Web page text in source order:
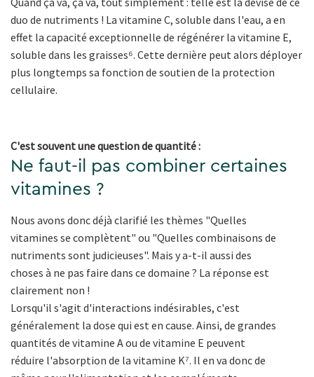
duo de nutriments ! La vitamine C, soluble dans l'eau, a en
effet la capacité exceptionnelle de régénérer la vitamine E,
soluble dans les graisses⁶. Cette dernière peut alors déployer
plus longtemps sa fonction de soutien de la protection
cellulaire.
C'est souvent une question de quantité :
Ne faut-il pas combiner certaines
vitamines ?
Nous avons donc déjà clarifié les thèmes "Quelles
vitamines se complètent" ou "Quelles combinaisons de
nutriments sont judicieuses". Mais y a-t-il aussi des
choses à ne pas faire dans ce domaine ? La réponse est
clairement non !
Lorsqu'il s'agit d'interactions indésirables, c'est
généralement la dose qui est en cause. Ainsi, de grandes
quantités de vitamine A ou de vitamine E peuvent
réduire l'absorption de la vitamine K⁷. Il en va donc de